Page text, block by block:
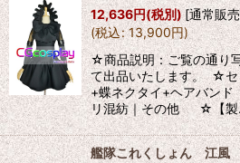
12,636円(税別) [通常販
(税込: 13,900円)
☆商品説明：ご覧の通り
て出品いたします。 ☆セ
+蝶ネクタイ+ヘアバ
リ混紡｜その他 ☆【
艦隊これくしょん 江